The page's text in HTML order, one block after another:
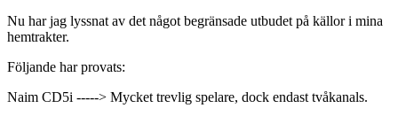
Nu har jag lyssnat av det något begränsade utbudet på källor i mina
hemtrakter.
Följande har provats:
Naim CD5i -----> Mycket trevlig spelare, dock endast tvåkanals.